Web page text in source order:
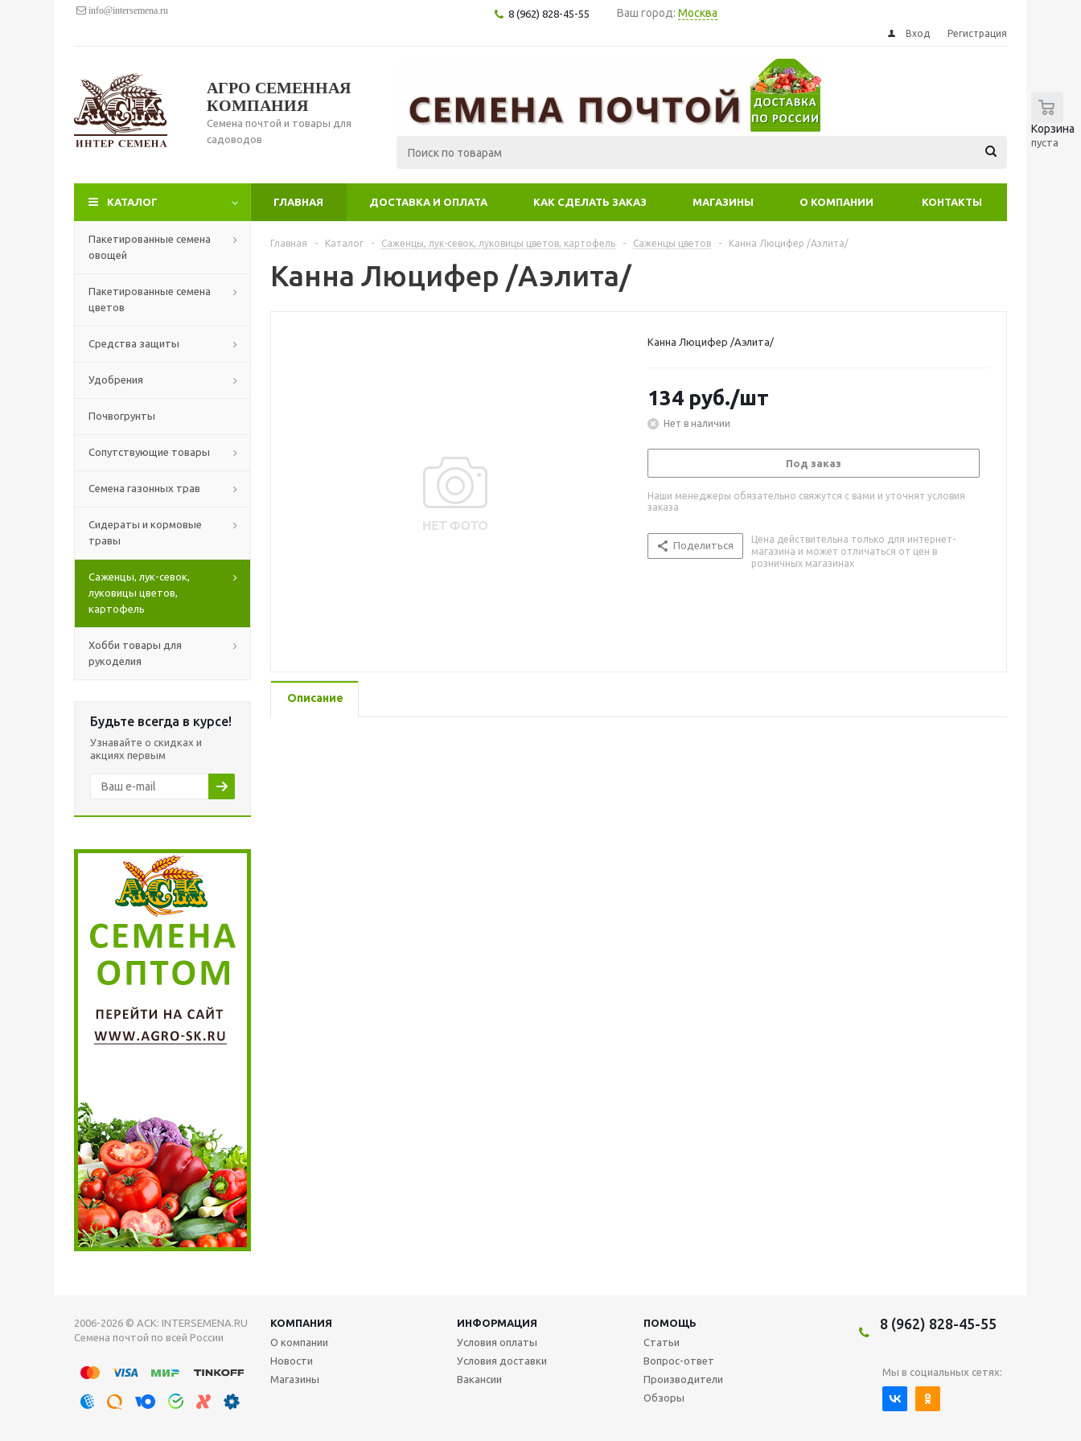
info@intersemena.ru 8 (962) 828-45-55 Ваш город: Москва
Вход Регистрация
АГРО СЕМЕННАЯ
КОМПАНИЯ
Семена почтой и товары для
садоводов
Корзина
пуста
КАТАЛОГ ГЛАВНАЯ ДОСТАВКА И ОПЛАТА КАК СДЕЛАТЬ ЗАКАЗ МАГАЗИНЫ О КОМПАНИИ КОНТАКТЫ
Пакетированные семена
овощей
Пакетированные семена
цветов
Средства защиты
Удобрения
Почвогрунты
Сопутствующие товары
Семена газонных трав
Сидераты и кормовые
травы
Саженцы, лук-севок,
луковицы цветов,
картофель
Хобби товары для
рукоделия
Будьте всегда в курсе!
Узнавайте о скидках и
акциях первым
Главная - Каталог - Саженцы, лук-севок, луковицы цветов, картофель - Саженцы цветов - Канна Люцифер /Аэлита/
Канна Люцифер /Аэлита/
Канна Люцифер /Аэлита/
134 руб./шт
Нет в наличии
Под заказ
Наши менеджеры обязательно свяжутся с вами и уточнят условия
заказа
Поделиться
Цена действительна только для интернет-
магазина и может отличаться от цен в
розничных магазинах
Описание
2006-2026 © АСК: INTERSEMENA.RU
Семена почтой по всей России
КОМПАНИЯ ИНФОРМАЦИЯ
ПОМОЩЬ
О компании
Новости
Магазины
Условия оплаты
Условия доставки
Вакансии
Статьи
Вопрос-ответ
Производители
Обзоры
8 (962) 828-45-55
Мы в социальных сетях: